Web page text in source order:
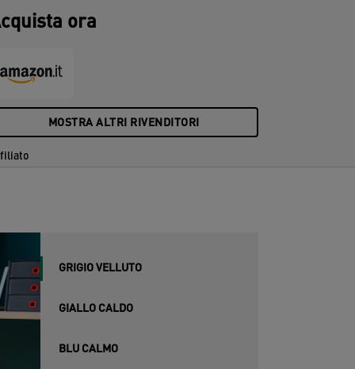
rilassato e produttivo tutto il
ora
MOSTRA ALTRI RIVENDITORI
GRIGIO VELLUTO
GIALLO CALDO
BLU CALMO